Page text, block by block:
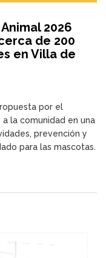
2026
de 200
en Villa de
por el
a la comunidad en una
prevención y
para las mascotas.